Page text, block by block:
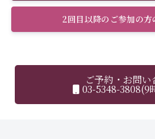
2回目以降のご参加の
ご予約・お問い
03-5348-3808(9